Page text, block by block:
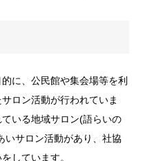
に、公民館や集会場等を利
ロン活動が行われていま
いる地域サロン(語らいの
いサロン活動があり、社協
しています。